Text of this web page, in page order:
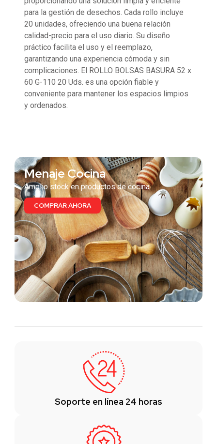
para la gestión de desechos. Cada rollo incluye
20 unidades, ofreciendo una buena relación
calidad-precio para el uso diario. Su diseño
práctico facilita el uso y el reemplazo,
garantizando una experiencia cómoda y sin
complicaciones. El ROLLO BOLSAS BASURA 52 x
60 G-110 20 Uds. es una opción fiable y
conveniente para mantener los espacios limpios
y ordenados.
Menaje Cocina
Amplio stock en productos de cocina
COMPRAR AHORA
Soporte en línea 24 horas